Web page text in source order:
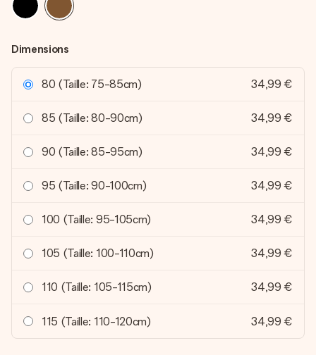
Dimensions
80 (Taille: 75-85cm) 34,99 €
85 (Taille: 80-90cm) 34,99 €
90 (Taille: 85-95cm) 34,99 €
95 (Taille: 90-100cm) 34,99 €
100 (Taille: 95-105cm) 34,99 €
105 (Taille: 100-110cm) 34,99 €
110 (Taille: 105-115cm) 34,99 €
115 (Taille: 110-120cm) 34,99 €